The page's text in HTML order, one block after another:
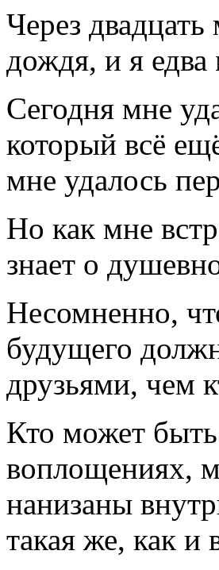
Через
дождя, и я едва
Сегодня мне
который всё
мне удалось
Но как мне
знает о
Несомненно,
будущего
друзьями, чем
Кто может
воплощениях,
нанизаны
такая же, как и